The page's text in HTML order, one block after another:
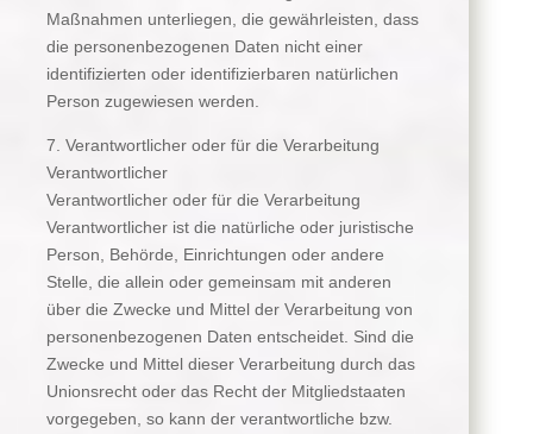
Maßnahmen unterliegen, die gewährleisten, dass
die personenbezogenen Daten nicht einer
identifizierten oder identifizierbaren natürlichen
Person zugewiesen werden.
7. Verantwortlicher oder für die Verarbeitung
Verantwortlicher
Verantwortlicher oder für die Verarbeitung
Verantwortlicher ist die natürliche oder juristische
Person, Behörde, Einrichtungen oder andere
Stelle, die allein oder gemeinsam mit anderen
über die Zwecke und Mittel der Verarbeitung von
personenbezogenen Daten entscheidet. Sind die
Zwecke und Mittel dieser Verarbeitung durch das
Unionsrecht oder das Recht der Mitgliedstaaten
vorgegeben, so kann der verantwortliche bzw.